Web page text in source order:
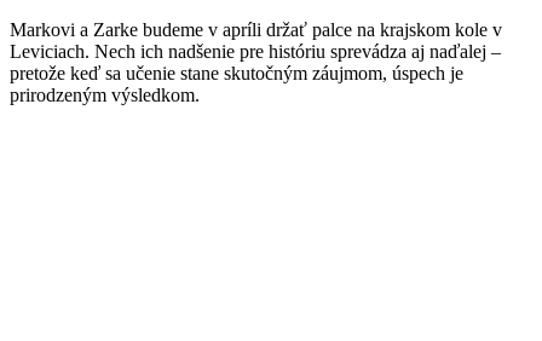
Markovi a Zarke budeme v apríli držať palce na krajskom kole v
Leviciach. Nech ich nadšenie pre históriu sprevádza aj naďalej –
pretože keď sa učenie stane skutočným záujmom, úspech je
prirodzeným výsledkom.